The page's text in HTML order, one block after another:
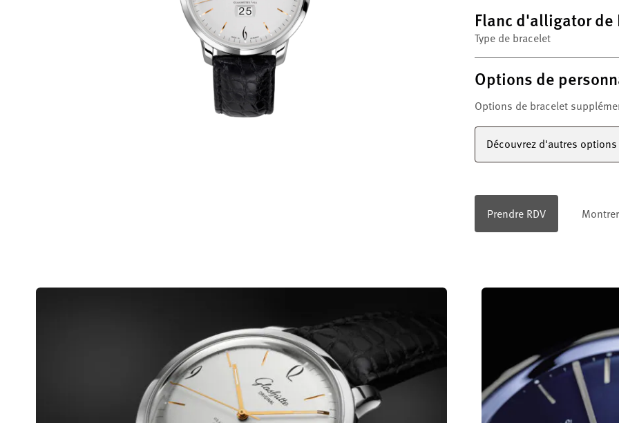
Flanc d'alligator de
Type de bracelet
Options de
Options de bracelet
Découvrez d'autres
Prendre RDV